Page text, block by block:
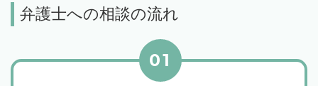
弁護士への相談の流れ
01